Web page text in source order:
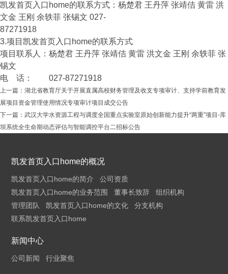
凯发首页入口home的联系方式：杨楚君 王丹萍 张靖佶 黄雷 洪
文金 王刚 余轶菲 张锡文 027-
87271918
3.项目凯发首页入口home的联系方式
项目联系人：杨楚君 王丹萍 张靖佶 黄雷 洪文金 王刚 余轶菲 张
锡文
电 话： 027-87271918
上一篇： 湖北省教育厅关于开展直属高校财务管理及收支专项审计、支持学前教育发
展项目资金管理使用情况专项审计项目成交公告
下一篇： 武汉大学水资源工程与调度全国重点实验室原始创新能力提升“两重”项目-库
坝系统全生命期动态评估与智能调控平台二招标公告
凯发首页入口home的概况
凯发首页入口home的简介
公司资质
凯发首页入口home的业务范围
董事长致辞
组织机构
管理团队
凯发首页入口home的文化
分支机构
联系凯发首页入口home
新闻中心
公司新闻 行业聚焦